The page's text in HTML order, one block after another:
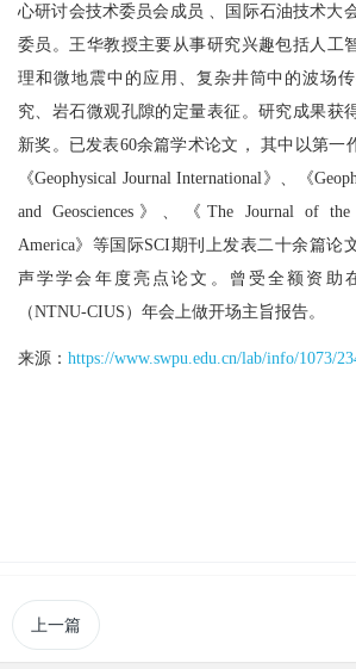
心研讨会技术委员会成员
、国际石油技术大
委员。王华教授主要从事研究兴趣包括人工
理和微地震中的应用、复杂井筒中的波场
究、岩石微观孔隙的定量表征。研究成果获
新奖。已发表60余篇学术论文，
其中以第一
《Geophysical Journal International 》、《
and Geosciences 》、《The Journal of the
America》等国际SCI期刊上发表二十余篇论
声学学会年度亮点论文。曾受全额资助
（NTNU-CIUS ）年会上做开场主旨报告。
来源： https://www.swpu.edu.cn/lab/info/1073/
上一篇